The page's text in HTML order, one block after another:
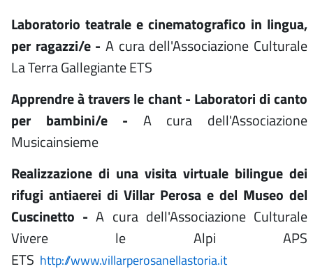
Laboratorio teatrale e cinematografico in lingua,
per ragazzi/e - A cura dell'Associazione Culturale
La Terra Gallegiante ETS
Apprendre à travers le chant - Laboratori di canto
per bambini/e - A cura dell'Associazione
Musicainsieme
Realizzazione di una visita virtuale bilingue dei
rifugi antiaerei di Villar Perosa e del Museo del
Cuscinetto -A cura dell'Associazione Culturale
Vivere le Alpi APS
ETS http://www.villarperosanellastoria.it